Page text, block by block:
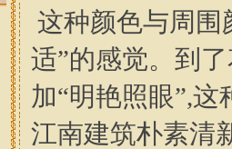
这种颜色与周围
适”的感觉。到
加“明艳照眼”,
江南建筑朴素清